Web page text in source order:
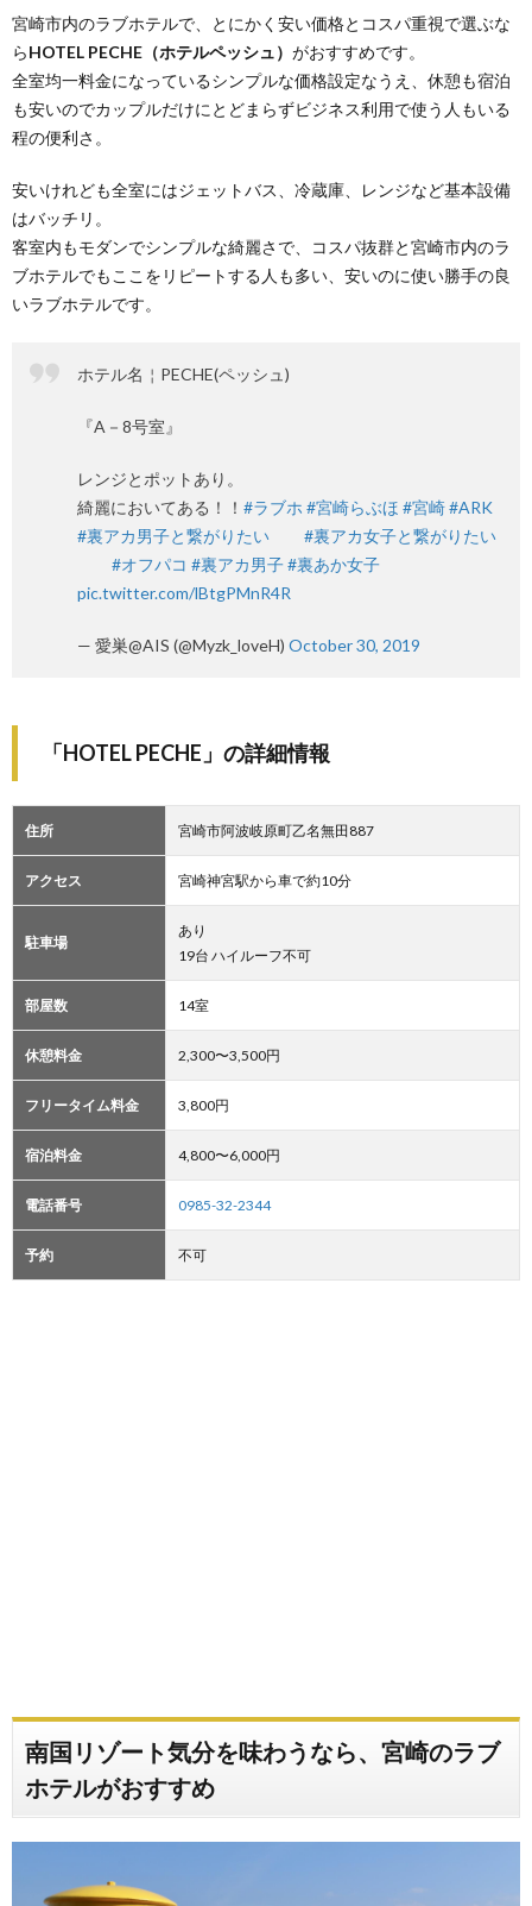
宮崎市内のラブホテルで、とにかく安い価格とコスパ重視で選ぶな
らHOTEL PECHE（ホテルペッシュ） がおすすめです。
全室均一料金になっているシンプルな価格設定なうえ、休憩も宿泊
も安いのでカップルだけにとどまらずビジネス利用で使う人もいる
程の便利さ。
安いけれども全室にはジェットバス、冷蔵庫、レンジなど基本設備
はバッチリ。
客室内もモダンでシンプルな綺麗さで、コスパ抜群と宮崎市内のラ
ブホテルでもここをリピートする人も多い、安いのに使い勝手の良
いラブホテルです。
ホテル名￤PECHE(ペッシュ)
『A－8号室』
レンジとポットあり。
綺麗においてある！！ #ラブホ #宮崎らぶほ #宮崎#ARK
#裏アカ男子と繋がりたいᅠᅠ
#裏アカ女子と繋がりたい
#オフパコ #裏アカ男子#裏あか女子
pic.twitter.com/lBtgPMnR4R
— 愛巣@AIS (@Myzk_loveH) October 30, 2019
「HOTEL PECHE」の詳細情報
住所 宮崎市阿波岐原町乙名無田887
アクセス 宮崎神宮駅から車で約10分
駐車場
あり
19台 ハイルーフ不可
部屋数 14室
休憩料金 2,300〜3,500円
フリータイム料金 3,800円
宿泊料金 4,800〜6,000円
電話番号 0985-32-2344
予約 不可
南国リゾート気分を味わうなら、宮崎のラブ
ホテルがおすすめ